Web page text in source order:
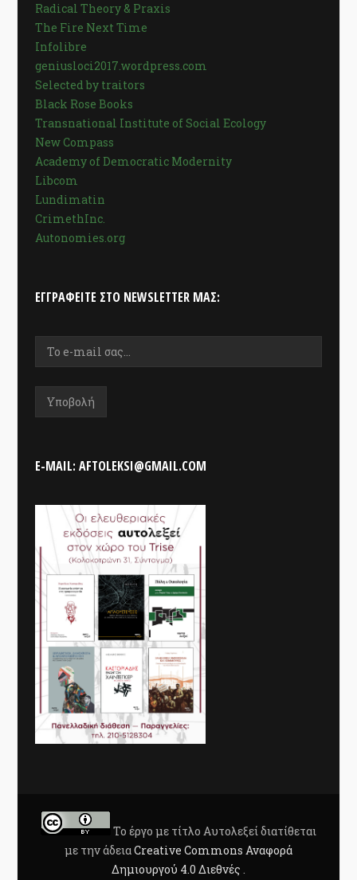
Radical Theory & Praxis
The Fire Next Time
Infolibre
geniusloci2017.wordpress.com
Selected by traitors
Black Rose Books
Transnational Institute of Social Ecology
New Compass
Academy of Democratic Modernity
Libcom
Lundimatin
CrimethInc.
Autonomies.org
ΕΓΓΡΑΦΕΊΤΕ ΣΤΟ NEWSLETTER ΜΑΣ:
E-MAIL: AFTOLEKSI@GMAIL.COM
Το έργο με τίτλο Αυτολεξείδιατίθεται
με την άδειαCreative Commons Αναφορά
Δημιουργού 4.0 Διεθνές .